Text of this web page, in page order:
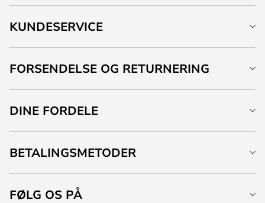
KUNDESERVICE
FORSENDELSE OG RETURNERING
DINE FORDELE
BETALINGSMETODER
FØLG OS PÅ